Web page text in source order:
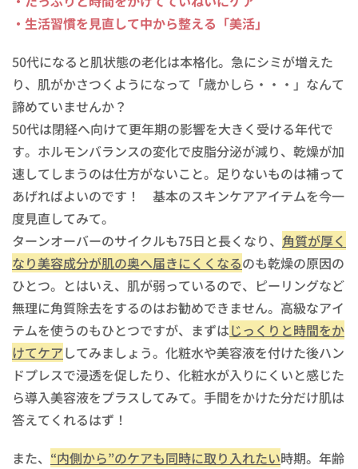
・生活習慣を見直して中から整える「美活」
50代になると肌状態の老化は本格化。急にシミが増えた
り、肌がかさつくようになって「歳かしら・・・」なんて
諦めていませんか？
50代は閉経へ向けて更年期の影響を大きく受ける年代で
す。ホルモンバランスの変化で皮脂分泌が減り、乾燥が加
速してしまうのは仕方がないこと。足りないものは補って
あげればよいのです！ 基本のスキンケアアイテムを今一
度見直してみて。
ターンオーバーのサイクルも75日と長くなり、 角質が厚く
なり美容成分が肌の奥へ届きにくくなるのも乾燥の原因の
ひとつ。とはいえ、肌が弱っているので、ピーリングなど
無理に角質除去をするのはお勧めできません。高級なアイ
テムを使うのもひとつですが、まずはじっくりと時間をか
けてケアしてみましょう。化粧水や美容液を付けた後ハン
ドプレスで浸透を促したり、化粧水が入りにくいと感じた
ら導入美容液をプラスしてみて。手間をかけた分だけ肌は
答えてくれるはず！
また、 “内側から”のケアも同時に取り入れたい時期。年齢